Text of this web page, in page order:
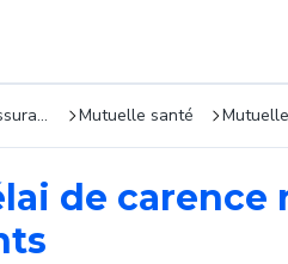
Brèves de l’assurance Mutuelle santé
de carence